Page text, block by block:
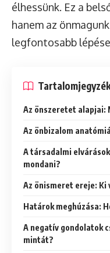
élhessünk. Ez a
hanem az
legfontosabb
Az önszeretet alapjai:
Az önbizalom
A társadalmi
mondani?
Az önismeret ereje: Ki
Határok meghúzása:
A negatív gondolatok
mintát?